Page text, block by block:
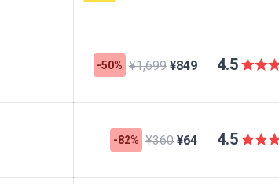
-50% ¥1,699 ¥849 4.5
-82% ¥360 ¥64 4.5